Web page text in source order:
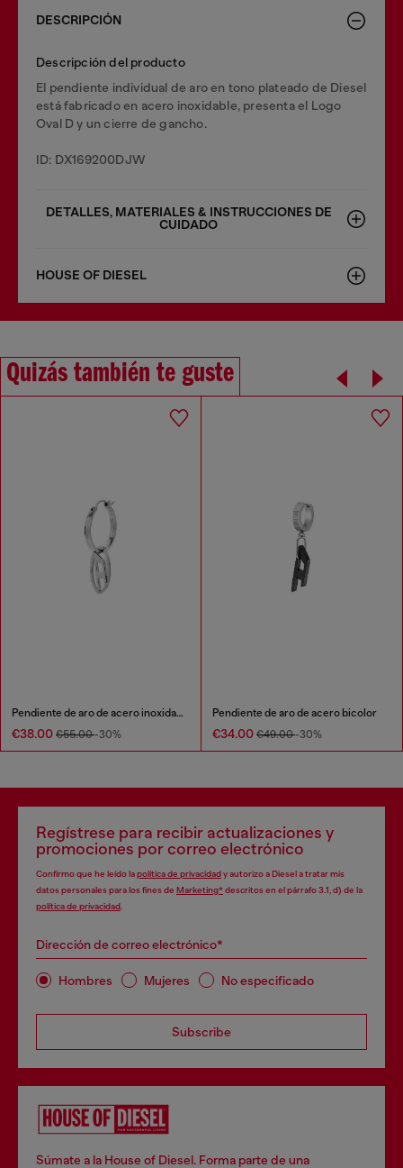
DESCRIPCIÓN
Descripción del producto
El pendiente individual de aro en tono plateado de Diesel
está fabricado en acero inoxidable, presenta el Logo
Oval D y un cierre de gancho.
ID: DX169200DJW
DETALLES, MATERIALES & INSTRUCCIONES DE
CUIDADO
HOUSE OF DIESEL
Quizás también te guste
Pendiente de aro de acero inoxidable
€38.00 €55.00-30%
Pendiente de aro de acero bicolor
€34.00 €49.00-30%
Regístrese para recibir actualizaciones y
promociones por correo electrónico
Confirmo que he leído lapolítica de privacidady autorizo a Diesel a tratar mis
datos personales para los fines de Marketing*descritos en el párrafo 3.1, d) de la
política de privacidad
Dirección de correo electrónico*
Hombres Mujeres No especificado
Subscribe
Súmate a la House of Diesel. Forma parte de una